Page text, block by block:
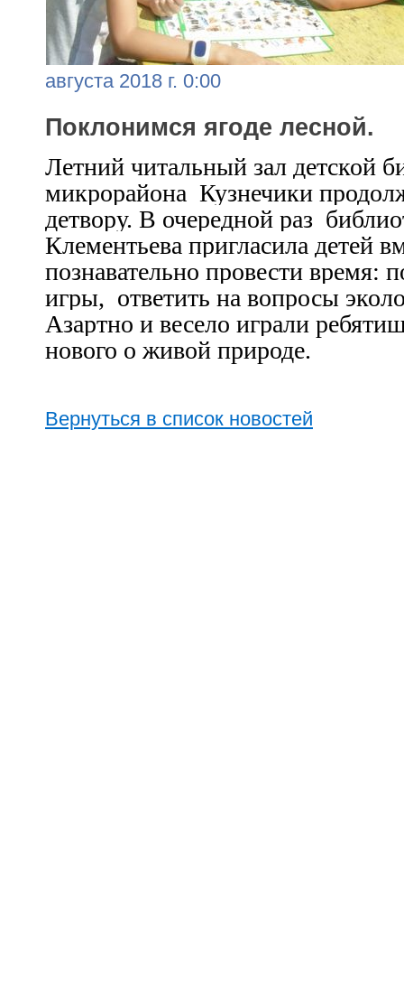
августа 2018 г. 0:00
Поклонимся ягоде лесной.
Летний читальный зал детской
микрорайона Кузнечики
детвору. В очередной раз
Клементьева пригласила детей
познавательно провести время:
игры, ответить на вопросы
Азартно и весело играли
нового о живой природе.
Вернуться в список новостей